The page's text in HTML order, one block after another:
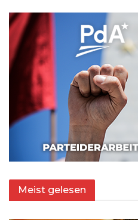
Meist gelesen